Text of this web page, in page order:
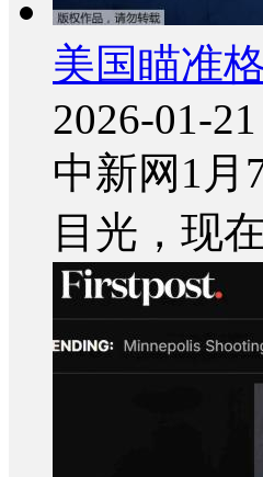
美国瞄准
2026-01-
中新网1月
目光，现